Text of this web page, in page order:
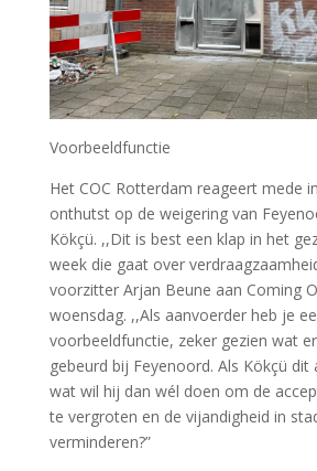
Voorbeeldfunctie
Het COC Rotterdam reageert mede
onthutst op de weigering van
Kökçü. ,,Dit is best een klap in het
week die gaat over
voorzitter Arjan Beune aan Coming
woensdag. ,,Als aanvoerder heb je
voorbeeldfunctie, zeker gezien wat
gebeurd bij Feyenoord. Als Kökçü dit
wat wil hij dan wél doen om de
te vergroten en de vijandigheid in
verminderen?”